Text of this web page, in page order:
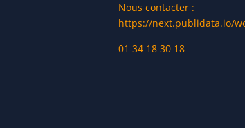
Nous contacter :
https://next.publidata.io/
01 34 18 30 18